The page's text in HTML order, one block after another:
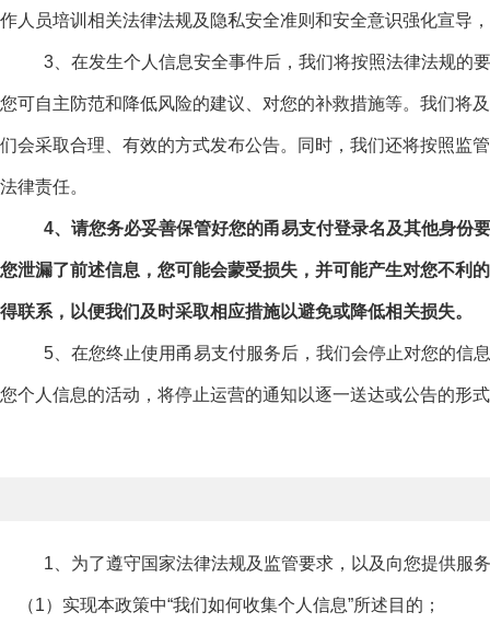
作人员培训相关法律法规及隐私安全准则和安全意识强化宣导
3、在发生个人信息安全事件后，我们将按照法律法规的要
您可自主防范和降低风险的建议、对您的补救措施等。我们将
们会采取合理、有效的方式发布公告。同时，我们还将按照监
法律责任。
4、请您务必妥善保管好您的甬易支付登录名及其他身份
您泄漏了前述信息，您可能会蒙受损失，并可能产生对您不利
得联系，以便我们及时采取相应措施以避免或降低相关损失。
5、在您终止使用甬易支付服务后，我们会停止对您的信息
您个人信息的活动，将停止运营的通知以逐一送达或公告的形
1、为了遵守国家法律法规及监管要求，以及向您提供服务
（1）实现本政策中“我们如何收集个人信息”所述目的；